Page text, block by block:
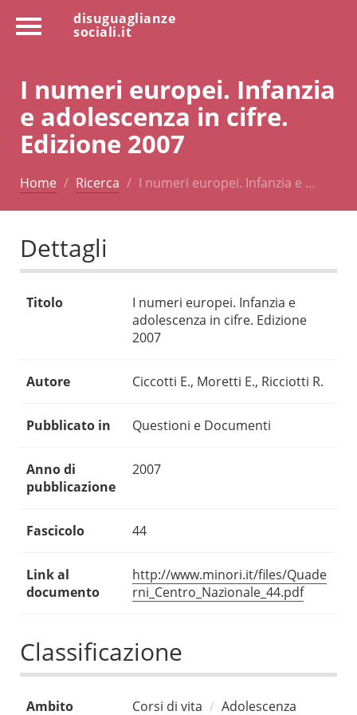
disuguaglianze
sociali.it
I numeri europei. Infanzia
e adolescenza in cifre.
Edizione 2007
Home Ricerca I numeri europei. Infanzia e …
Dettagli
Titolo
I numeri europei. Infanzia e
adolescenza in cifre. Edizione
2007
Autore Ciccotti E., Moretti E., Ricciotti R.
Pubblicato in Questioni e Documenti
Anno di
pubblicazione
2007
Fascicolo 44
Link al
documento
http://www.minori.it/files/Quade
rni_Centro_Nazionale_44.pdf
Classificazione
Ambito Corsi di vita Adolescenza